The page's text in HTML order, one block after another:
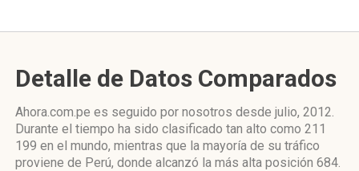
Detalle de Datos Comparados
Ahora.com.pe es seguido por nosotros desde julio, 2012.
Durante el tiempo ha sido clasificado tan alto como 211
199 en el mundo, mientras que la mayoría de su tráfico
proviene de Perú, donde alcanzó la más alta posición 684.